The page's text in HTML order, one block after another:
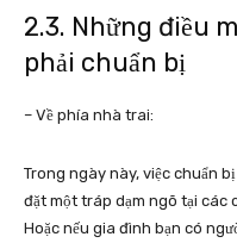
2.3. Những điều
phải chuẩn bị
– Về phía nhà trai:
Trong ngày này, việc chuẩn
đặt một tráp dạm ngõ tại các
Hoặc nếu gia đình bạn có